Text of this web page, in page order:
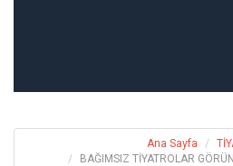
Ana Sayfa
BAĞIMSIZ TİYATROLAR